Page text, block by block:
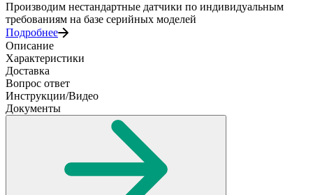
Производим нестандартные датчики по индивидуальным
требованиям на базе серийных моделей
Подробнее
Описание
Характеристики
Доставка
Вопрос ответ
Инструкции/Видео
Документы